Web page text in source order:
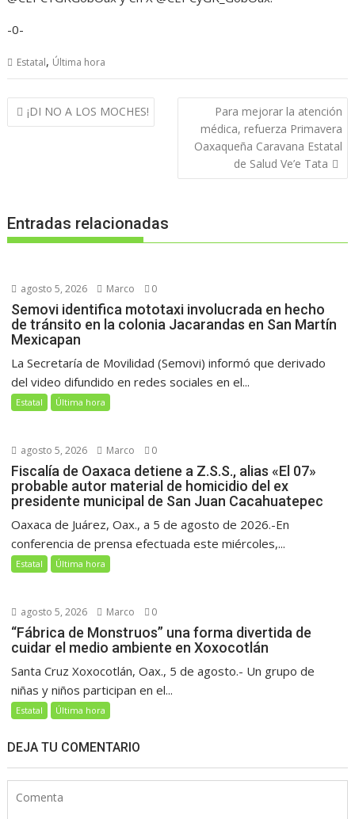
-0-
Estatal, Última hora
Navegación
de
¡DI NO A LOS MOCHES!
Para mejorar la atención
médica, refuerza Primavera
Oaxaqueña Caravana Estatal
de Salud Ve’e Tata
Entradas relacionadas
agosto 5, 2026 Marco 0
Semovi identifica mototaxi involucrada en hecho
de tránsito en la colonia Jacarandas en San Martín
Mexicapan
La Secretaría de Movilidad (Semovi) informó que derivado
del video difundido en redes sociales en el...
Estatal Última hora
agosto 5, 2026 Marco 0
Fiscalía de Oaxaca detiene a Z.S.S., alias «El 07»
probable autor material de homicidio del ex
presidente municipal de San Juan Cacahuatepec
Oaxaca de Juárez, Oax., a 5 de agosto de 2026.-En
conferencia de prensa efectuada este miércoles,...
Estatal Última hora
agosto 5, 2026 Marco 0
“Fábrica de Monstruos” una forma divertida de
cuidar el medio ambiente en Xoxocotlán
Santa Cruz Xoxocotlán, Oax., 5 de agosto.- Un grupo de
niñas y niños participan en el...
Estatal Última hora
DEJA TU COMENTARIO